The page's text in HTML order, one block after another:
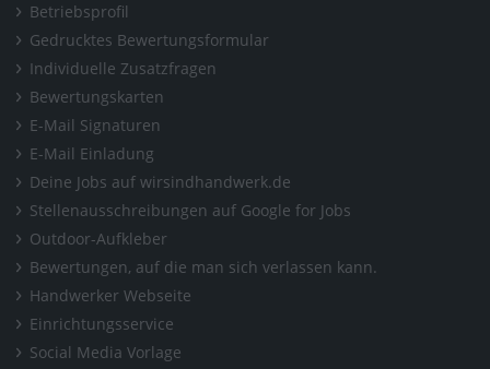
Betriebsprofil
Gedrucktes Bewertungsformular
Individuelle Zusatzfragen
Bewertungskarten
E-Mail Signaturen
E-Mail Einladung
Deine Jobs auf wirsindhandwerk.de
Stellenausschreibungen auf Google for Jobs
Outdoor-Aufkleber
Bewertungen, auf die man sich verlassen kann.
Handwerker Webseite
Einrichtungsservice
Social Media Vorlage